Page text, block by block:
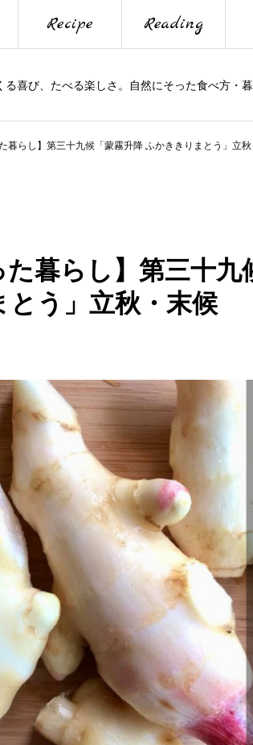
る喜び、たべる楽しさ。自然にそった食べ方・
Recipe Reading
た暮らし】第三十九候「蒙霧升降 ふかききりまとう」立
た暮らし】第三十
う」立秋・末候